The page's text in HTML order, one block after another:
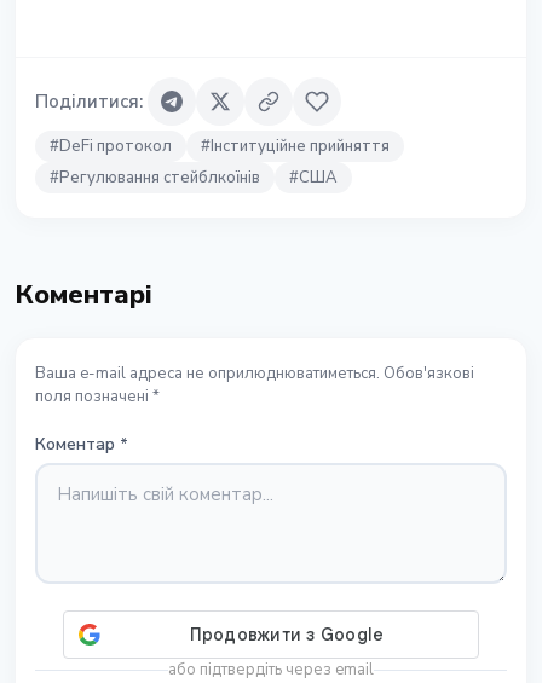
Поділитися:
#DeFi протокол #Інституційне прийняття
#Регулювання стейблкоїнів #США
Коментарі
Ваша e-mail адреса не оприлюднюватиметься. Обов'язкові
поля позначені *
Коментар *
або підтвердіть через email